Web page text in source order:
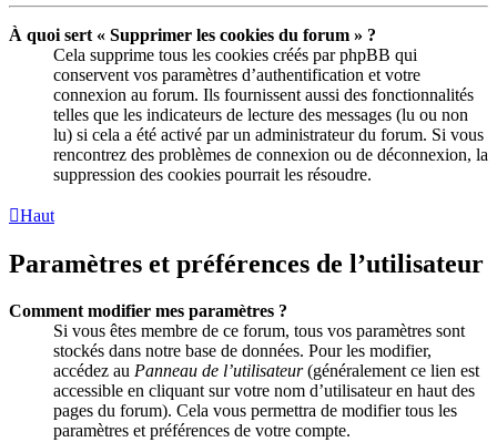
À quoi sert « Supprimer les cookies du forum » ?
Cela supprime tous les cookies créés par phpBB qui
conservent vos paramètres d’authentification et votre
connexion au forum. Ils fournissent aussi des fonctionnalités
telles que les indicateurs de lecture des messages (lu ou non
lu) si cela a été activé par un administrateur du forum. Si vous
rencontrez des problèmes de connexion ou de déconnexion, la
suppression des cookies pourrait les résoudre.
Haut
Paramètres et préférences de l’utilisateur
Comment modifier mes paramètres ?
Si vous êtes membre de ce forum, tous vos paramètres sont
stockés dans notre base de données. Pour les modifier,
accédez au Panneau de l’utilisateur(généralement ce lien est
accessible en cliquant sur votre nom d’utilisateur en haut des
pages du forum). Cela vous permettra de modifier tous les
paramètres et préférences de votre compte.